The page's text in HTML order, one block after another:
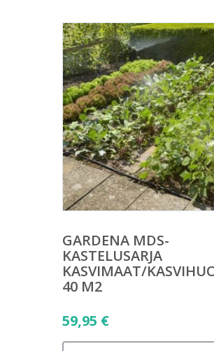
GARDENA MDS-
KASTELUSARJA
KASVIMAAT/
40 M2
59,95 €